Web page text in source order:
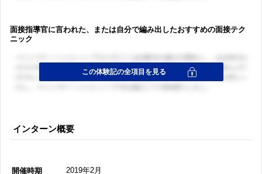
面接指導官に言われた、または自分で編み出したおすすめの面接テク
ニック
インターン概要
開催時期 2019年2月